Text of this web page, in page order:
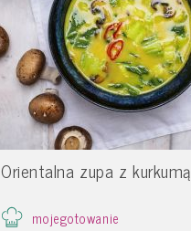
Orientalna zupa z kurkumą
mojegotowanie